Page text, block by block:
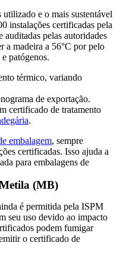
e o mais sustentável
instalações certificadas pela
pelas autoridades
a madeira a 56°C por pelo
patógenos.
térmico, variando
de exportação.
certificado de tratamento
.
embalagem, sempre
certificadas. Isso ajuda a
para embalagens de
(MB)
é permitida pela ISPM
seu uso devido ao impacto
podem fumigar
o certificado de